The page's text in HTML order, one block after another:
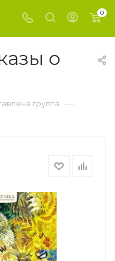
0
о
группа —